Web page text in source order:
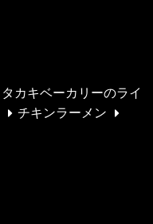
タカキベーカリーのライ
チキンラーメン